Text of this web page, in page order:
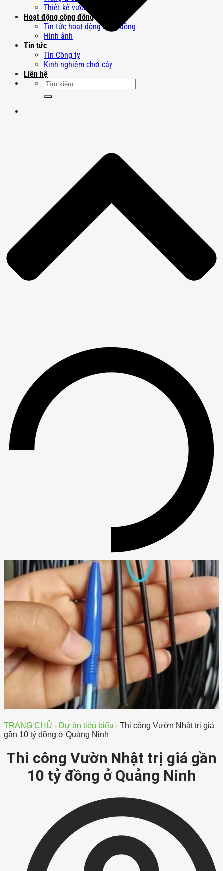
Thiết kế vườn Nhật
Hoạt động cộng đồng
Tin tức hoạt động cộng đồng
Hình ảnh
Tin tức
Tin Công ty
Kinh nghiệm chơi cây
Liên hệ
Tìm
kiếm:
TRANG CHỦ - Dự án tiêu biểu - Thi công Vườn Nhật trị giá
gần 10 tỷ đồng ở Quảng Ninh
Thi công Vườn Nhật trị giá gần
10 tỷ đồng ở Quảng Ninh